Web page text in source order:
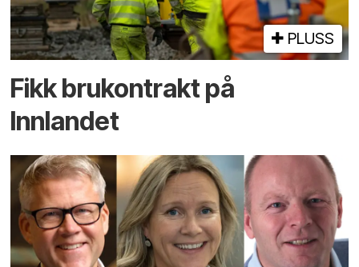
PLUSS
Fikk brukontrakt på
Innlandet